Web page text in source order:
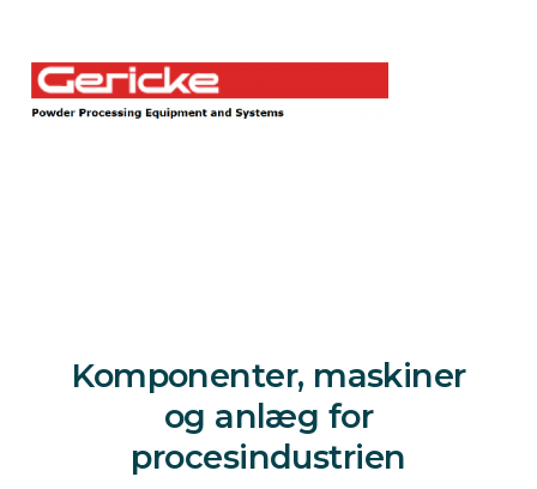
Komponenter, maskiner
og anlæg for
procesindustrien